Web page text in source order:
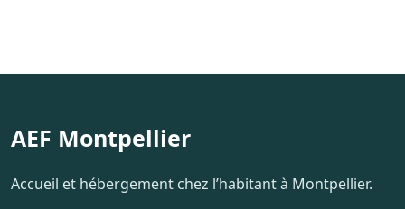
AEF Montpellier
Accueil et hébergement chez l’habitant à Montpellier.